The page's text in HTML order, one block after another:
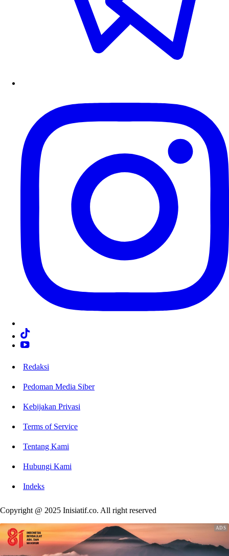
Redaksi
Pedoman Media Siber
Kebijakan Privasi
Terms of Service
Tentang Kami
Hubungi Kami
Indeks
Copyright @ 2025 Inisiatif.co. All right reserved